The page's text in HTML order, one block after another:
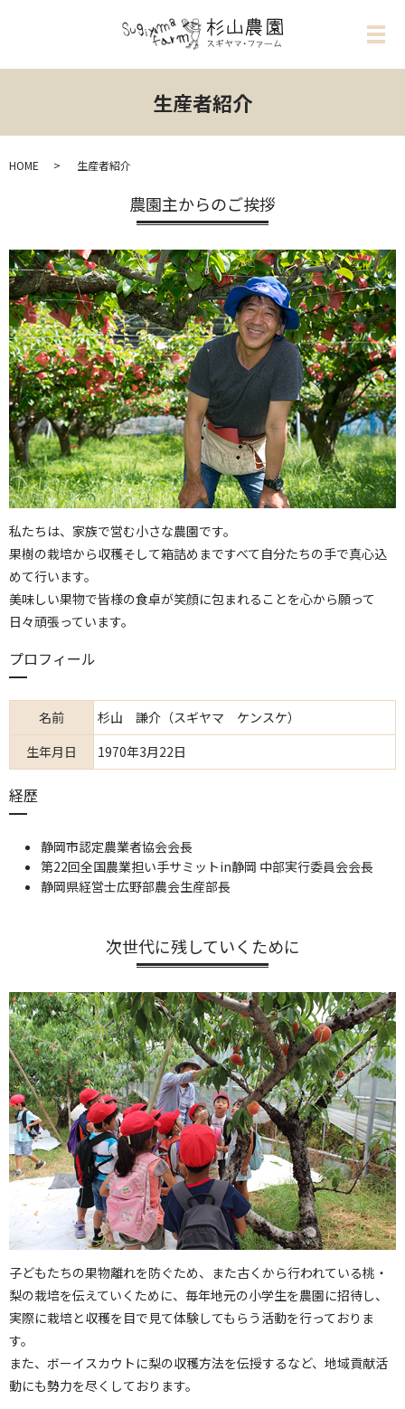
メ
生産者紹介
HOME 生産者紹介
農園主からのご挨拶
私たちは、家族で営む小さな農園です。
果樹の栽培から収穫そして箱詰めまですべて自分たちの手で真心込
めて行います。
美味しい果物で皆様の食卓が笑顔に包まれることを心から願って
日々頑張っています。
プロフィール
名前
杉山 謙介（スギヤマ ケンスケ）
生年月日
1970年3月22日
経歴
静岡市認定農業者協会会長
第22回全国農業担い手サミットin静岡 中部実行委員会会長
静岡県経営士広野部農会生産部長
次世代に残していくために
子どもたちの果物離れを防ぐため、また古くから行われている桃・
梨の栽培を伝えていくために、毎年地元の小学生を農園に招待し、
実際に栽培と収穫を目で見て体験してもらう活動を行っておりま
す。
また、ボーイスカウトに梨の収穫方法を伝授するなど、地域貢献活
動にも勢力を尽くしております。